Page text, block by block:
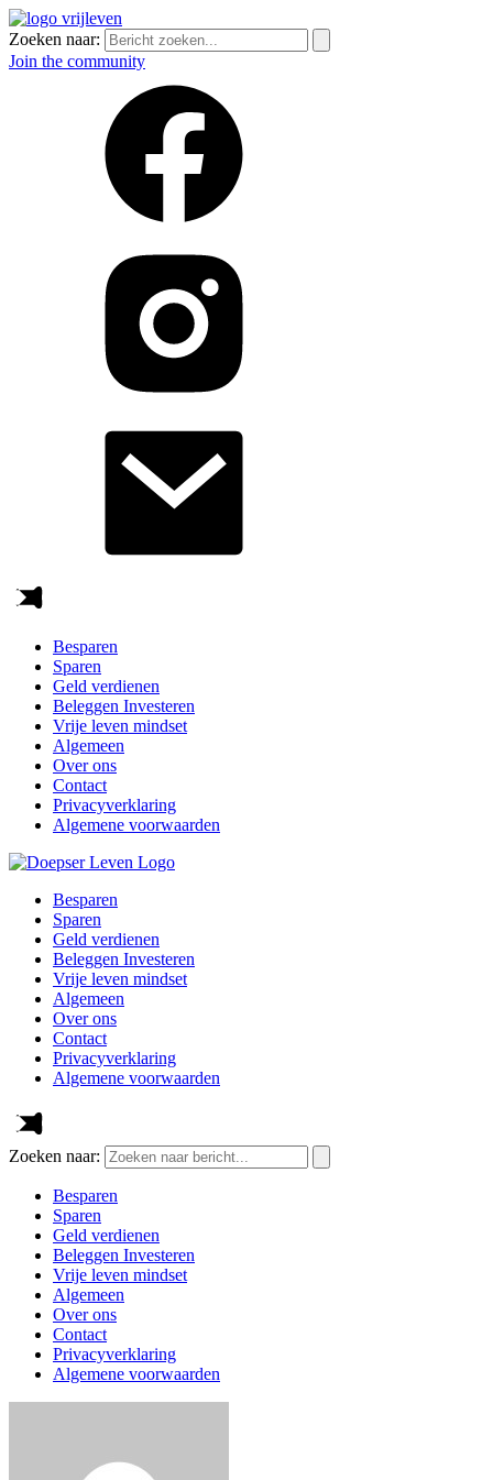
Zoeken naar:
Join the community
Besparen
Sparen
Geld verdienen
Beleggen Investeren
Vrije leven mindset
Algemeen
Over ons
Contact
Privacyverklaring
Algemene voorwaarden
Besparen
Sparen
Geld verdienen
Beleggen Investeren
Vrije leven mindset
Algemeen
Over ons
Contact
Privacyverklaring
Algemene voorwaarden
Zoeken naar:
Besparen
Sparen
Geld verdienen
Beleggen Investeren
Vrije leven mindset
Algemeen
Over ons
Contact
Privacyverklaring
Algemene voorwaarden